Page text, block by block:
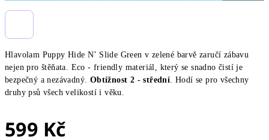
Hlavolam Puppy Hide N’ Slide Green v zelené barvě zaručí zábavu
nejen pro štěňata. Eco - friendly materiál, který se snadno čistí je
bezpečný a nezávadný. Obtížnost 2 - střední. Hodí se pro všechny
druhy psů všech velikostí i věku.
599 Kč